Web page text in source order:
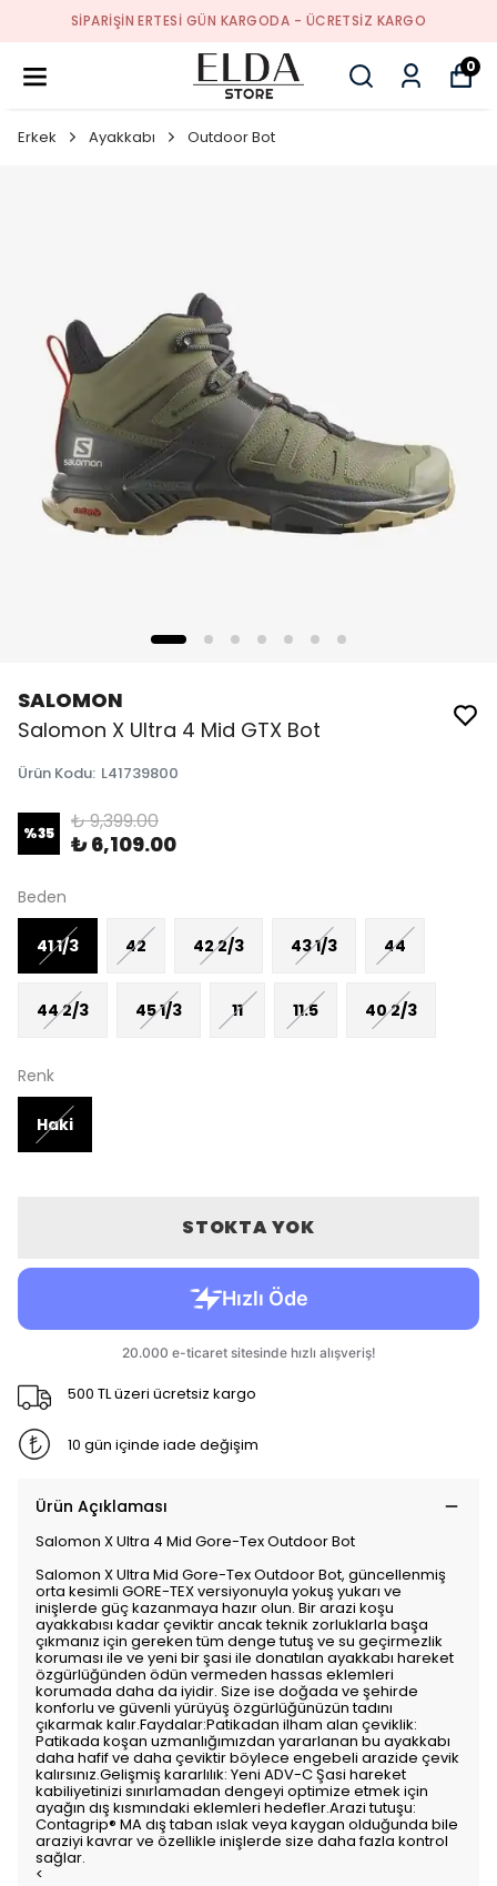
SIPARIŞIN ERTESI GÜN KARGODA - ÜCRETSIZ KARGO
0
Erkek Ayakkabı Outdoor Bot
SALOMON
Salomon X Ultra 4 Mid GTX Bot
Ürün Kodu: L41739800
%35 ₺ 9,399.00
₺ 6,109.00
Beden
41 1/3 42 42 2/3 43 1/3 44
44 2/3 45 1/3 11 11.5 40 2/3
Renk
Haki
STOKTA YOK
500 TL üzeri ücretsiz kargo
10 gün içinde iade değişim
Ürün Açıklaması
Salomon X Ultra 4 Mid Gore-Tex Outdoor Bot
Salomon X Ultra Mid Gore-Tex Outdoor Bot, güncellenmiş
orta kesimli GORE-TEX versiyonuyla yokuş yukarı ve
inişlerde güç kazanmaya hazır olun. Bir arazi koşu
ayakkabısı kadar çeviktir ancak teknik zorluklarla başa
çıkmanız için gereken tüm denge tutuş ve su geçirmezlik
koruması ile ve yeni bir şasi ile donatılan ayakkabı hareket
özgürlüğünden ödün vermeden hassas eklemleri
korumada daha da iyidir. Size ise doğada ve şehirde
konforlu ve güvenli yürüyüş özgürlüğünüzün tadını
çıkarmak kalır.Faydalar:Patikadan ilham alan çeviklik:
Patikada koşan uzmanlığımızdan yararlanan bu ayakkabı
daha hafif ve daha çeviktir böylece engebeli arazide çevik
kalırsınız.Gelişmiş kararlılık: Yeni ADV-C Şasi hareket
kabiliyetinizi sınırlamadan dengeyi optimize etmek için
ayağın dış kısmındaki eklemleri hedefler.Arazi tutuşu:
Contagrip® MA dış taban ıslak veya kaygan olduğunda bile
araziyi kavrar ve özellikle inişlerde size daha fazla kontrol
sağlar.
<